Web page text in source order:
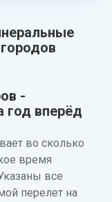
-
год вперёд
во сколько
время
все
перелет на